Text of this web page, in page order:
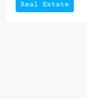
Real Estate